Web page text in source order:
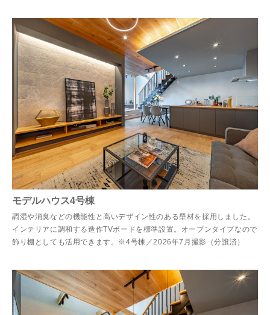
モデルハウス4号棟
調湿や消臭などの機能性と高いデザイン性のある壁材を採用しました。
インテリアに調和する造作TVボードを標準設置。オープンタイプなので
飾り棚としても活用できます。※4号棟／2026年7月撮影（分譲済）